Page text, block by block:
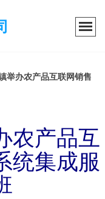
举办农产品互联网销售
农产品互
统集成服